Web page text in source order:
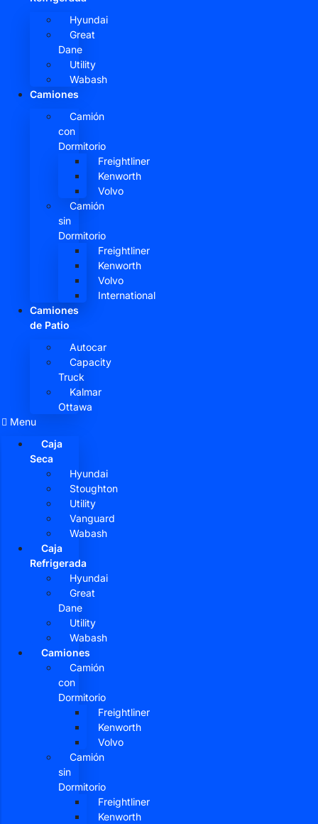
Hyundai
Great
Dane
Utility
Wabash
Camiones
Camión
con
Dormitorio
Freightliner
Kenworth
Volvo
Camión
sin
Dormitorio
Freightliner
Kenworth
Volvo
International
Camiones
de Patio
Autocar
Capacity
Truck
Kalmar
Ottawa
Menu
Caja
Seca
Hyundai
Stoughton
Utility
Vanguard
Wabash
Caja
Refrigerada
Hyundai
Great
Dane
Utility
Wabash
Camiones
Camión
con
Dormitorio
Freightliner
Kenworth
Volvo
Camión
sin
Dormitorio
Freightliner
Kenworth